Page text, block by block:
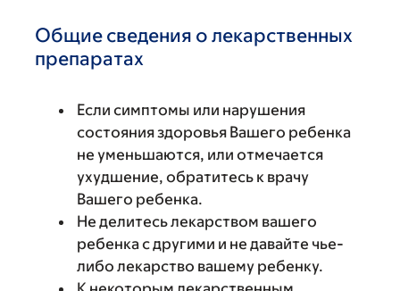
Общие сведения о лекарственных
препаратах
Если симптомы или нарушения
состояния здоровья Вашего ребенка
не уменьшаются, или отмечается
ухудшение, обратитесь к врачу
Вашего ребенка.
Не делитесь лекарством вашего
ребенка с другими и не давайте чье-
либо лекарство вашему ребенку.